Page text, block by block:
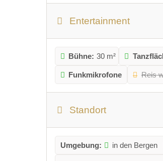
Entertainment
Bühne: 30 m²
Funkmikrofone Reis
Standort
Umgebung: in den Bergen